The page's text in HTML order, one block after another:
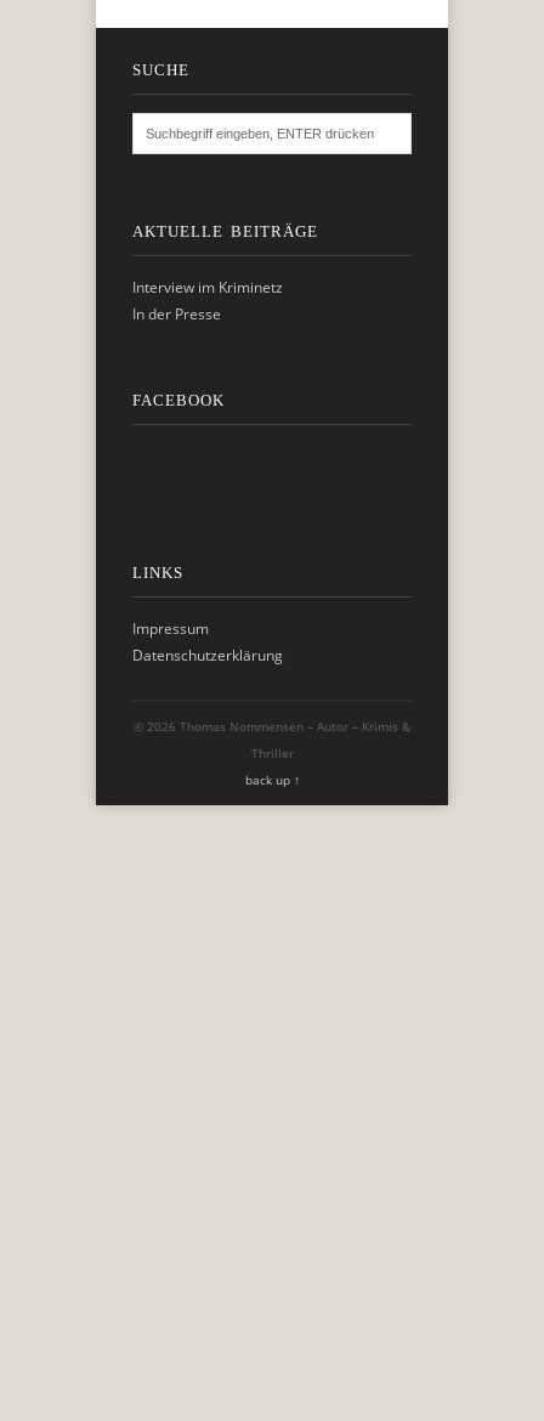
SUCHE
AKTUELLE BEITRÄGE
Interview im Kriminetz
In der Presse
FACEBOOK
LINKS
Impressum
Datenschutzerklärung
© 2026 Thomas Nommensen – Autor – Krimis &
Thriller
back up ↑